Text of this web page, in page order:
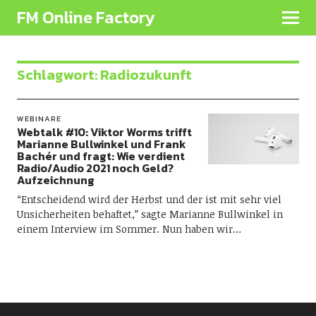
FM Online Factory
Schlagwort:Radiozukunft
WEBINARE
Webtalk #10: Viktor Worms trifft
Marianne Bullwinkel und Frank
Bachér und fragt: Wie verdient
Radio/Audio 2021 noch Geld?
Aufzeichnung
“Entscheidend wird der Herbst und der ist mit sehr viel
Unsicherheiten behaftet,” sagte Marianne Bullwinkel in
einem Interview im Sommer. Nun haben wir…